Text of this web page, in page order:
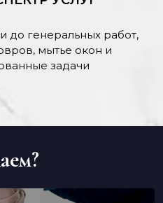
до генеральных работ,
мытье окон и
задачи